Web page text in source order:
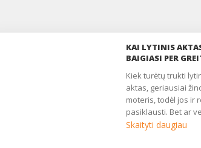
KAI LYTINIS
BAIGIASI PER
Kiek turėtų trukti lytinis
aktas, geriausiai
moteris, todėl jos ir
pasiklausti. Bet ar
patikėti, kai ji
Skaityti daugiau